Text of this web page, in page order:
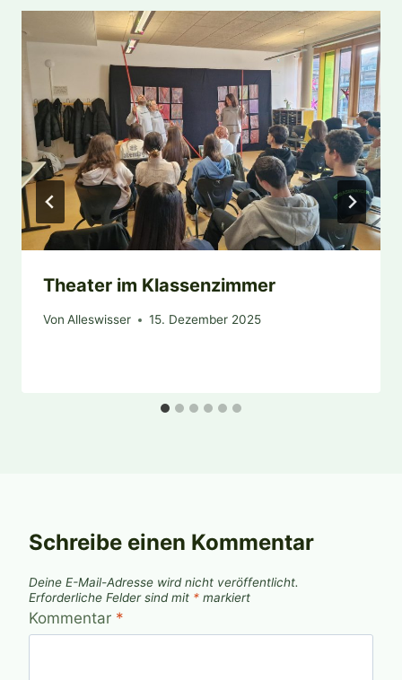
Theater im Klassenzimmer
Von Alleswisser 15. Dezember 2025
Schreibe einen Kommentar
Deine E-Mail-Adresse wird nicht veröffentlicht.
Erforderliche Felder sind mit * markiert
Kommentar *